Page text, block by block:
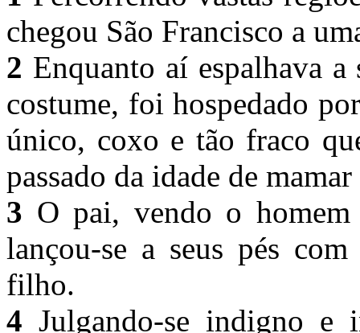
chegou São Francisco a
2 Enquanto aí espalhava
costume, foi hospedado
único, coxo e tão fraco
passado da idade de
3 O pai, vendo o
lançou-se a seus pés
filho.
4 Julgando-se indigno e